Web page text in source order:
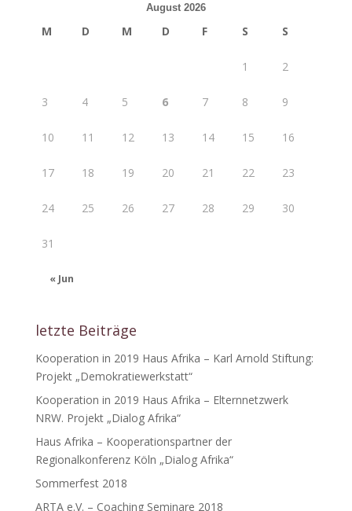
August 2026
M D M D F S S
« Jun
1 2
3 4 5 6 7 8 9
10 11 12 13 14 15 16
17 18 19 20 21 22 23
24 25 26 27 28 29 30
31
letzte Beiträge
Kooperation in 2019 Haus Afrika – Karl Arnold Stiftung:
Projekt „Demokratiewerkstatt“
Kooperation in 2019 Haus Afrika – Elternnetzwerk
NRW. Projekt „Dialog Afrika“
Haus Afrika – Kooperationspartner der
Regionalkonferenz Köln „Dialog Afrika“
Sommerfest 2018
ARTA e.V. – Coaching Seminare 2018